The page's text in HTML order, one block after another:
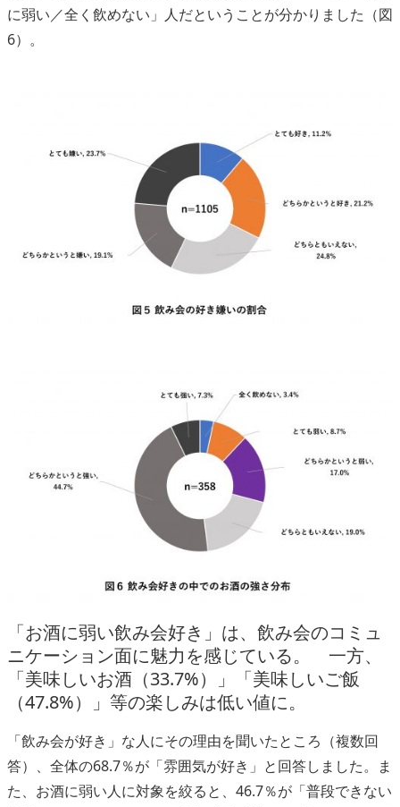
に弱い／全く飲めない」人だということが分かりました（図
6）。
「お酒に弱い飲み会好き」は、飲み会のコミュ
ニケーション面に魅力を感じている。 一方、
「美味しいお酒（33.7%）」「美味しいご飯
（47.8%）」等の楽しみは低い値に。
「飲み会が好き」な人にその理由を聞いたところ（複数回
答）、全体の68.7％が「雰囲気が好き」と回答しました。ま
た、お酒に弱い人に対象を絞ると、46.7％が「普段できない